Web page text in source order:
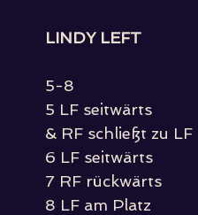
LINDY LEFT
5-8
5 LF seitwärts
& RF schließt zu LF
6 LF seitwärts
7 RF rückwärts
8 LF am Platz